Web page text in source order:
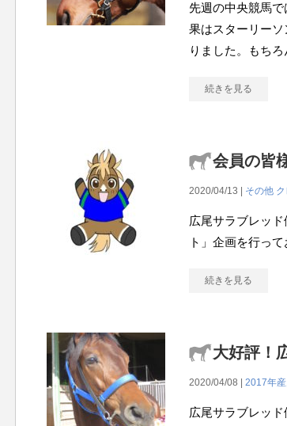
先週の中央競馬
果はスターリー
りました。もち
続きを見る
会員の皆
2020/04/13 | その他
広尾サラブレッ
ト」企画を行っ
続きを見る
大好評！
2020/04/08 | 2017年産
広尾サラブレッ